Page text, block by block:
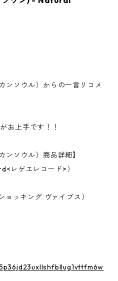
ンソウル）からの一言リコメ
お上手です！！
ンソウル）商品詳細】
レゲエレコード>）
ッキング ヴァイブス）